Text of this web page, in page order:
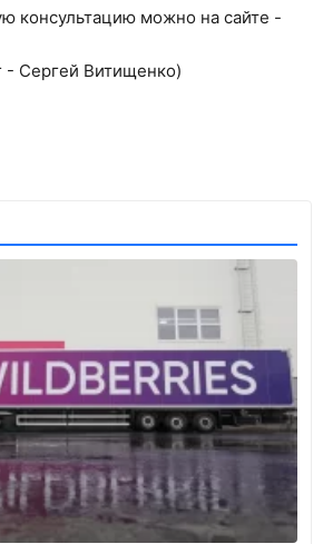
консультацию можно на сайте -
- Сергей Витищенко)